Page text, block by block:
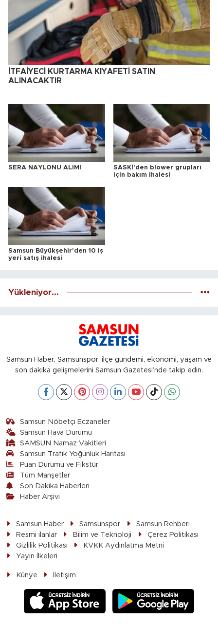
İTFAİYECİ KURTARMA KIYAFETİ SATIN
ALINACAKTIR
SERA NAYLONU ALIMI
SASKİ'den blower grupları
için bakım ihalesi
Samsun Büyükşehir'den 10 iş
yeri satış ihalesi
Yükleniyor...
Samsun Haber, Samsunspor, ilçe gündemi, ekonomi, yaşam ve
son dakika gelişmelerini Samsun Gazetesi’nde takip edin.
Samsun Nöbetçi Eczaneler
Samsun Hava Durumu
SAMSUN Namaz Vakitleri
Samsun Trafik Yoğunluk Haritası
Puan Durumu ve Fikstür
Tüm Manşetler
Son Dakika Haberleri
Haber Arşivi
Samsun Haber Samsunspor
Samsun Rehberi
Resmi ilanlar
Bilim ve Teknoloji
Çerez Politikası
Gizlilik Politikası
KVKK Aydınlatma Metni
Yayın İlkeleri
Künye İletişim